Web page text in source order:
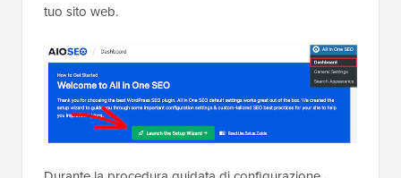
tuo sito web.